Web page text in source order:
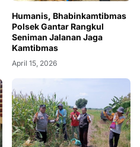
Humanis, Bhabinkamtibmas
Polsek Gantar Rangkul
Seniman Jalanan Jaga
Kamtibmas
April 15, 2026